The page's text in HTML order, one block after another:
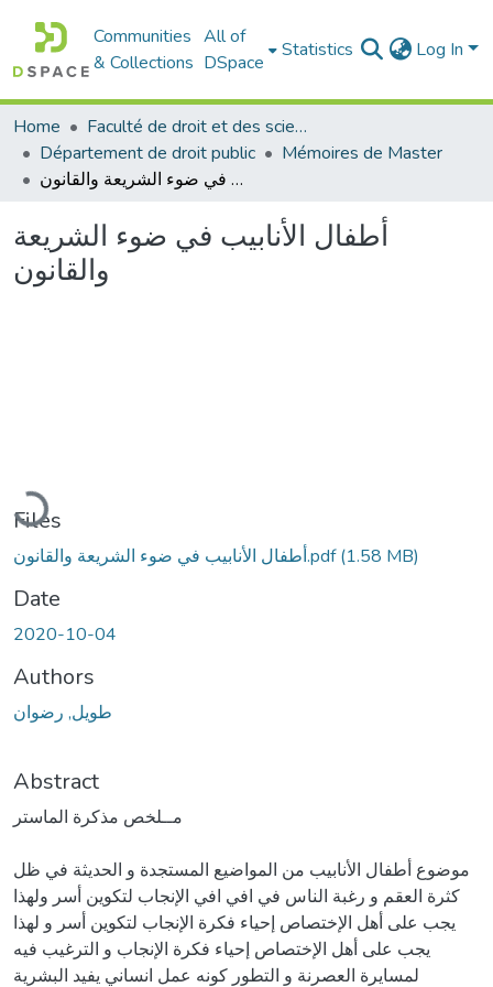
Communities
& Collections
All of
DSpace
Statistics Log In
Home
Faculté de droit et des sciences politiques
Département de droit public
Mémoires de Master
أطفال الأنابيب في ضوء الشريعة والقانون
أطفال الأنابيب في ضوء الشريعة
والقانون
Files
أطفال الأنابيب في ضوء الشريعة والقانون.pdf(1.58 MB)
Date
2020-10-04
Authors
طويل, رضوان
Abstract
مــلخص مذكرة الماستر
موضوع أطفال الأنابيب من المواضيع المستجدة و الحديثة في ظل
كثرة العقم و رغبة الناس في افي افي الإنجاب لتكوين أسر ولهذا
يجب على أهل الإختصاص إحياء فكرة الإنجاب لتكوين أسر و لهذا
يجب على أهل الإختصاص إحياء فكرة الإنجاب و الترغيب فيه
لمسايرة العصرنة و التطور كونه عمل انساني يفيد البشرية